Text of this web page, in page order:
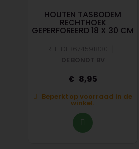
HOUTEN TASBODEM
RECHTHOEK
GEPERFOREERD 18 X 30 CM
REF: DEB674591830 |
DE BONDT BV
8,95
Beperkt op voorraad in de
winkel.